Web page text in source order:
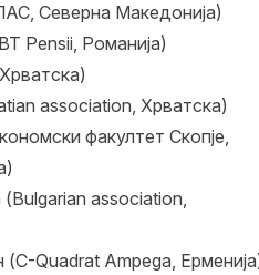
Северна Македонија)
Pensii, Романија)
association, Хрватска)
факултет Скопје,
association,
(C-Quadrat Ampega,